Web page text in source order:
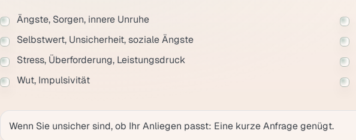
Ängste, Sorgen, innere Unruhe
Selbstwert, Unsicherheit, soziale Ängste
Stress, Überforderung, Leistungsdruck
Wut, Impulsivität
Wenn Sie unsicher sind, ob Ihr Anliegen passt: Eine kurze Anfrage genügt.